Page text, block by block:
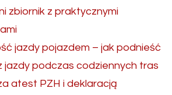
zbiornik z praktycznymi
jazdy pojazdem – jak podnieść
jazdy podczas codziennych tras
atest PZH i deklaracją